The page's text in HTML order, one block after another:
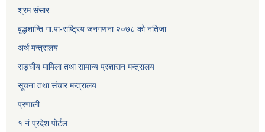
श्रम संसार
बुद्धशान्ति गा.पा-राष्ट्रिय जनगणना २०७८ को नतिजा
अर्थ मन्त्रालय
सङ्‍घीय मामिला तथा सामान्य प्रशासन मन्त्रालय
सूचना तथा संचार मन्त्रालय
प्रणाली
१ नं प्रदेश पोर्टल